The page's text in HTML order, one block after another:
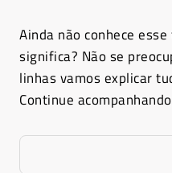
Ainda não conhece
significa? Não se
linhas vamos explicar
Continue